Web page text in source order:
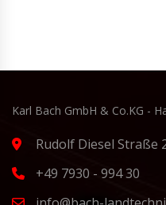
Karl Bach GmbH & Co.KG -
Rudolf Diesel Straße
+49 7930 - 994 30